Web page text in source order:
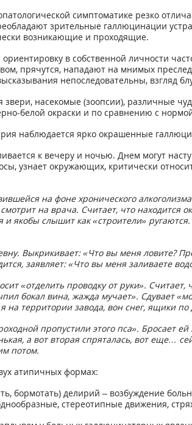
симптоматике резко
зрительные галлюцинации
возникающие и проходящие.
в собственной личности
прячутся, нападают на мнимых
непоследовательны, взгляд
насекомые (зоопсии), различные
белой окраски и по сравнению с
наблюдается ярко окрашенные
к вечеру и ночью. Днем могут
узнает окружающих, критически
на фоне хронического
на врача. Считает, что
якобы слышит как «строители»
Выкрикивает: «Что вы меня ловите?
заявляет: «Что вы меня заливаете
«отделить проводку от руки». Считает,
бокал вина, жажда мучает». Сдувает
на территории завода, вон снег, ящики
пропустили этого пса». Бросает
а вот вторая спряталась, вот еще…
потом.
атипичных формах:
бормотать) делирий – возбуждение
стереотипные движения,